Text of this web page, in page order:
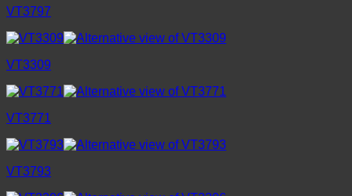
VT3797
VT3309
VT3771
VT3793